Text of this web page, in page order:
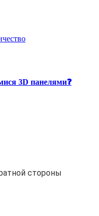
3D панелями❓
стороны